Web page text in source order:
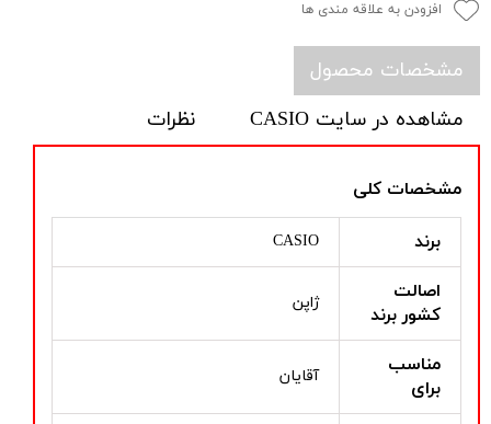
افزودن به علاقه مندی ها
مشخصات محصول
مشاهده در سایت CASIO
نظرات
مشخصات کلی
برند CASIO
اصالت
کشور برند
ژاپن
مناسب
برای
آقایان